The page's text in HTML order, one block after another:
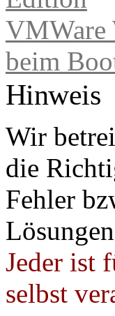
VMWare
beim
Hinweis
Wir
die
Fehler
Jeder ist
selbst